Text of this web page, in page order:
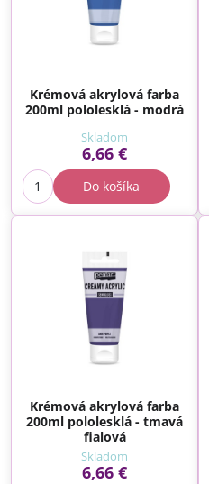
Krémová akrylová farba
200ml pololesklá - modrá
Skladom
6,66 €
Do košíka
Krémová akrylová farba
200ml pololesklá - tmavá
fialová
Skladom
6,66 €